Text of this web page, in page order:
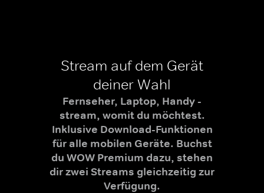
Stream auf dem Gerät
deiner Wahl
Fernseher, Laptop, Handy -
stream, womit du möchtest.
Inklusive Download-Funktionen
für alle mobilen Geräte. Buchst
du WOW Premium dazu, stehen
dir zwei Streams gleichzeitig zur
Verfügung.